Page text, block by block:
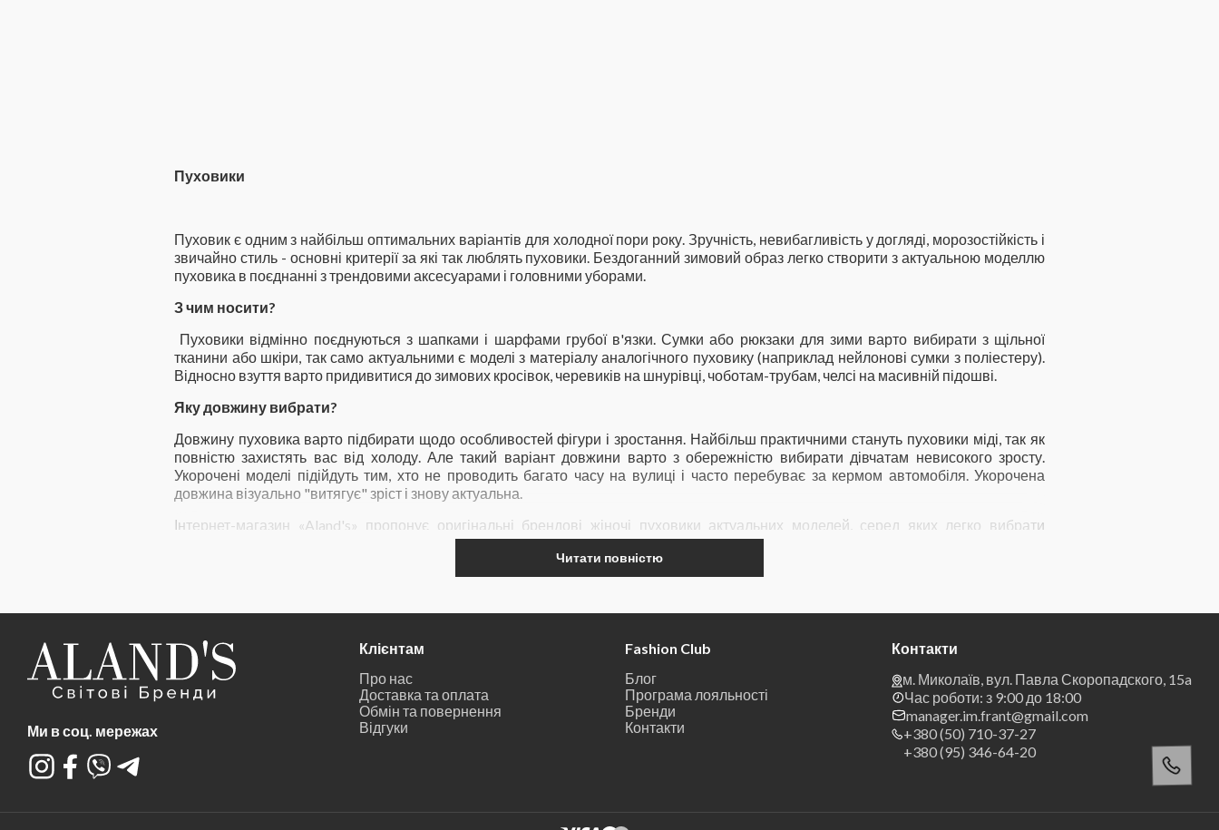
Пуховики
Пуховик є одним з найбільш оптимальних варіантів для холодної пори року. Зручність, невибагливість у догляді, морозостійкість і
звичайно стиль - основні критерії за які так люблять пуховики. Бездоганний зимовий образ легко створити з актуальною моделлю
пуховика в поєднанні з трендовими аксесуарами і головними уборами.
З чим носити?
Пуховики відмінно поєднуються з шапками і шарфами грубої в'язки. Сумки або рюкзаки для зими варто вибирати з щільної
тканини або шкіри, так само актуальними є моделі з матеріалу аналогічного пуховику (наприклад нейлонові сумки з поліестеру).
Відносно взуття варто придивитися до зимових кросівок, черевиків на шнурівці, чоботам-трубам, челсі на масивній підошві.
Яку довжину вибрати?
Довжину пуховика варто підбирати щодо особливостей фігури і зростання. Найбільш практичними стануть пуховики міді, так як
повністю захистять вас від холоду. Але такий варіант довжини варто з обережністю вибирати дівчатам невисокого зросту.
Укорочені моделі підійдуть тим, хто не проводить багато часу на вулиці і часто перебуває за кермом автомобіля. Укорочена
довжина візуально "витягує" зріст і знову актуальна.
Інтернет-магазин «Aland's» пропонує оригінальні брендові жіночі пуховики актуальних моделей, серед яких легко вибрати
необхідний саме вам. Модельний ряд пуховиків дуже різноманітний: укорочені, міді, декоровані принтом/хутром/брендингом. Наш
каталог допоможе швидко і зручно переглянути всі моделі в наявності.
Читати повністю
Ми в соц. мережах
Клієнтам
Про нас
Доставка та оплата
Обмін та повернення
Відгуки
Fashion Club
Блог
Програма лояльності
Бренди
Контакти
Контакти
м. Миколаїв, вул. Павла Скоропадского, 15a
Час роботи: з 9:00 до 18:00
manager.im.frant@gmail.com
+380 (50) 710-37-27
+380 (95) 346-64-20